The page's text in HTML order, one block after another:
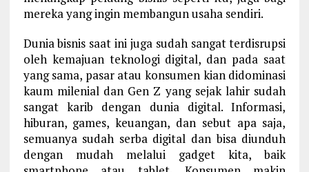
mereka yang ingin membangun usaha sendiri.
Dunia bisnis saat ini juga sudah sangat terdisrupsi
oleh kemajuan teknologi digital, dan pada saat
yang sama, pasar atau konsumen kian didominasi
kaum milenial dan Gen Z yang sejak lahir sudah
sangat karib dengan dunia digital. Informasi,
hiburan, games, keuangan, dan sebut apa saja,
semuanya sudah serba digital dan bisa diunduh
dengan mudah melalui gadget kita, baik